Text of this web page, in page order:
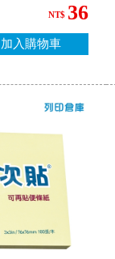
NT$ 36
加入購物車